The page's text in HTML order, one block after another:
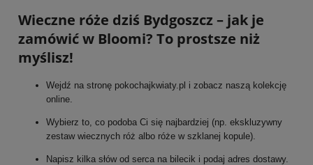
Wieczne róże dziś Bydgoszcz – jak je
zamówić w Bloomi? To prostsze niż
myślisz!
Wejdź na stronę pokochajkwiaty.pl i zobacz naszą kolekcję
online.
Wybierz to, co podoba Ci się najbardziej (np. ekskluzywny
zestaw wiecznych róż albo róże w szklanej kopule).
Napisz kilka słów od serca na bilecik i podaj adres dostawy.